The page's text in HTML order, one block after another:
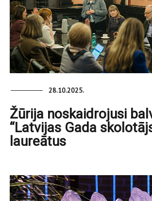
28.10.2025.
Žūrija noskaidrojusi
“Latvijas Gada
laureātus